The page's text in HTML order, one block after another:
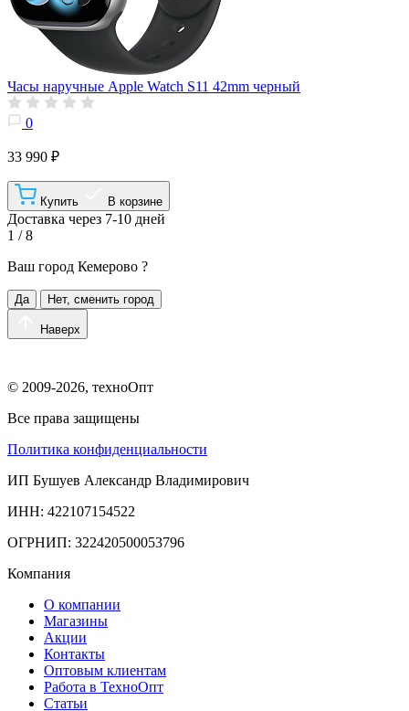
Часы наручные Apple Watch S11 42mm черный
0
33 990 ₽
Купить В корзине
Доставка через 7-10 дней
1 / 8
Ваш город Кемерово ?
Да Нет, сменить город
Наверх
© 2009-2026, техноОпт
Все права защищены
Политика конфиденциальности
ИП Бушуев Александр Владимирович
ИНН: 422107154522
ОГРНИП: 322420500053796
Компания
О компании
Магазины
Акции
Контакты
Оптовым клиентам
Работа в ТехноОпт
Статьи